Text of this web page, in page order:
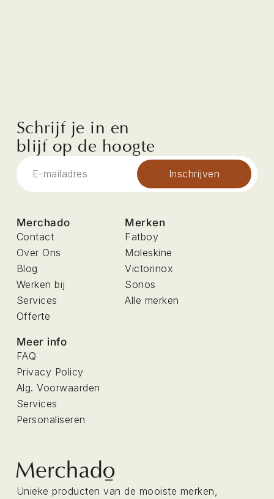
Schrijf je in en
blijf op de hoogte
Inschrijven
Merchado
Contact
Over Ons
Blog
Werken bij
Services
Offerte
Merken
Fatboy
Moleskine
Victorinox
Sonos
Alle merken
Meer info
FAQ
Privacy Policy
Alg. Voorwaarden
Services
Personaliseren
Unieke producten van de mooiste merken,